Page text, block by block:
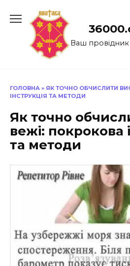
до
Ваш провідник
ГОЛОВНА » ЯК ТОЧНО ОБЧИСЛИТИ
ІНСТРУКЦІЯ ТА МЕТОДИ
Як точно
вежі: покрокова
та методи